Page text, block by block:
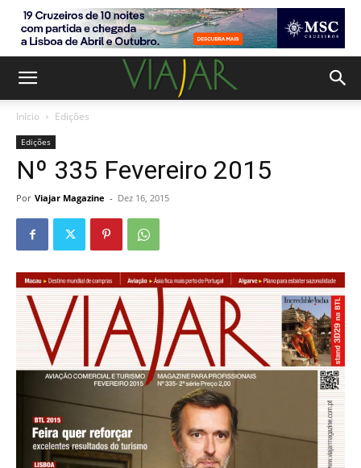
Início Edições
Edições
Nº 335 Fevereiro 2015
Por Viajar Magazine - Dez 16, 2015